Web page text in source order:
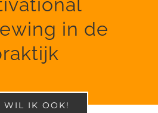
in de
WIL IK OOK!